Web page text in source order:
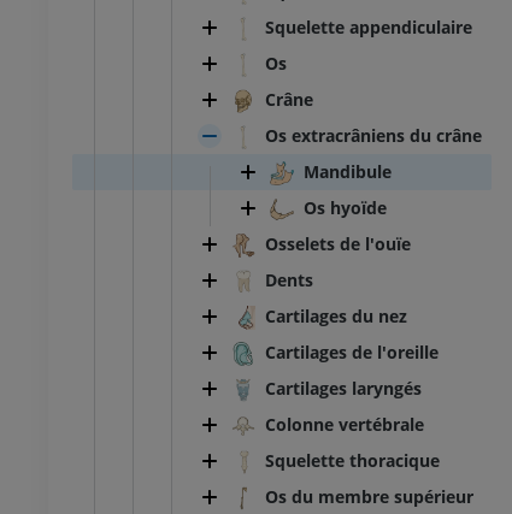
Squelette appendiculaire
Os
Crâne
Os extracrâniens du crâne
Mandibule
Os hyoïde
Osselets de l'ouïe
Dents
Cartilages du nez
Cartilages de l'oreille
Cartilages laryngés
Colonne vertébrale
Squelette thoracique
Os du membre supérieur